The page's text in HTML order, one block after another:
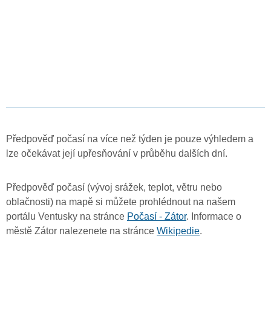
Předpověď počasí na více než týden je pouze výhledem a
lze očekávat její upřesňování v průběhu dalších dní.
Předpověď počasí (vývoj srážek, teplot, větru nebo
oblačnosti) na mapě si můžete prohlédnout na našem
portálu Ventusky na stránce Počasí - Zátor. Informace o
městě Zátor nalezenete na stránce Wikipedie.